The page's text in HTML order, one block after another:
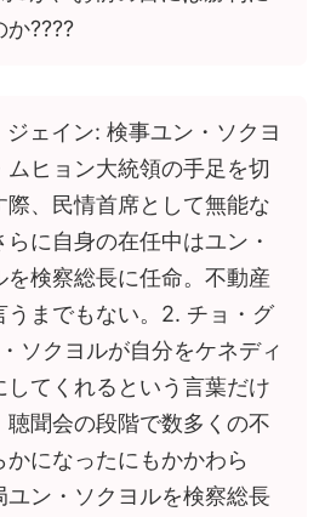
か????
ジェイン: 検事ユン・ソクヨ
ムヒョン大統領の手足を切
際、民情首席として無能な
らに自身の在任中はユン・
を検察総長に任命。不動産
うまでもない。2. チョ・グ
ソクヨルが自分をケネディ
してくれるという言葉だけ
聴聞会の段階で数多くの不
かになったにもかかわら
ユン・ソクヨルを検察総長